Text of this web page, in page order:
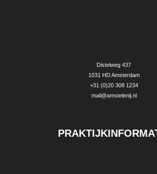
Distelweg 437
1031 HD Amsterdam
+31 (0)20 308 1234
mail@amstelenij.nl
P